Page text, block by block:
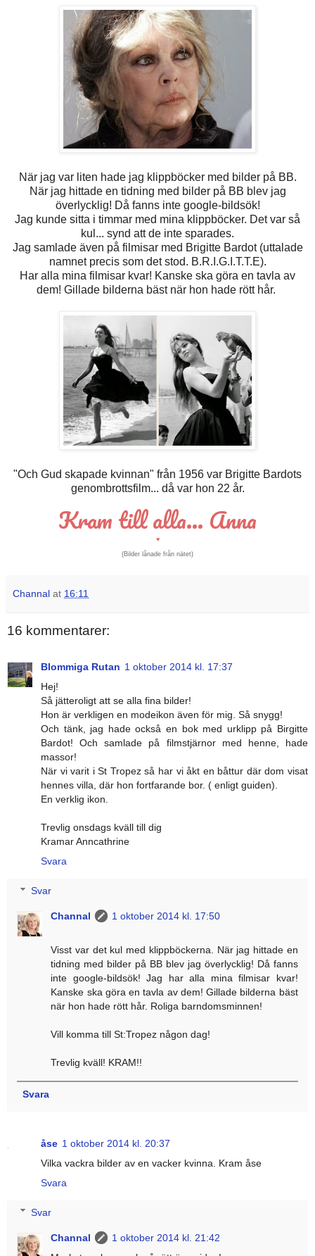
När jag var liten hade jag klippböcker med bilder på BB.
När jag hittade en tidning med bilder på BB blev jag
överlycklig! Då fanns inte google-bildsök!
Jag kunde sitta i timmar med mina klippböcker. Det var så
kul... synd att de inte sparades.
Jag samlade även på filmisar med Brigitte Bardot (uttalade
namnet precis som det stod. B.R.I.G.I.T.T.E).
Har alla mina filmisar kvar! Kanske ska göra en tavla av
dem! Gillade bilderna bäst när hon hade rött hår.
"Och Gud skapade kvinnan" från 1956 var Brigitte Bardots
genombrottsfilm... då var hon 22 år.
Kram till alla... Anna
♥
(Bilder lånade från nätet)
Channal at 16:11
16 kommentarer:
Blommiga Rutan 1 oktober 2014 kl. 17:37
Hej!
Så jätteroligt att se alla fina bilder!
Hon är verkligen en modeikon även för mig. Så snygg!
Och tänk, jag hade också en bok med urklipp på Birgitte
Bardot! Och samlade på filmstjärnor med henne, hade
massor!
När vi varit i St Tropez så har vi åkt en båttur där dom visat
hennes villa, där hon fortfarande bor. ( enligt guiden).
En verklig ikon.
Trevlig onsdags kväll till dig
Kramar Anncathrine
Svara
Svar
Channal 1 oktober 2014 kl. 17:50
Visst var det kul med klippböckerna. När jag hittade en
tidning med bilder på BB blev jag överlycklig! Då fanns
inte google-bildsök! Jag har alla mina filmisar kvar!
Kanske ska göra en tavla av dem! Gillade bilderna bäst
när hon hade rött hår. Roliga barndomsminnen!
Vill komma till St:Tropez någon dag!
Trevlig kväll! KRAM!!
Svara
åse 1 oktober 2014 kl. 20:37
Vilka vackra bilder av en vacker kvinna. Kram åse
Svara
Svar
Channal
1 oktober 2014 kl. 21:42